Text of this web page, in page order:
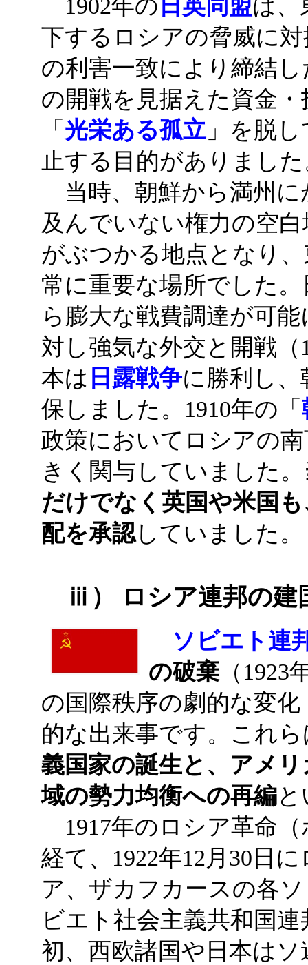
1902年の 日英同盟は、
下するロシアの脅威に
の利害一致により締結
の開戦を見据えた資金
「 光栄ある孤立 」を脱
止する目的がありまし
当時、朝鮮から満州に
及んでいない権力の空
がぶつかる地点となり
常に重要な場所でした
ら膨大な戦費調達が可
対し強気な外交と開戦
本は 日露戦争に勝利し
保しました。1910年の「
政策においてロシアの
きく関与していました。
だけでなく英国や米国
配を承認していました。
ⅲ） ロシア連邦の建
ソビエト連
の破棄 （
の国際秩序の劇的な変化
的な出来事です。これ
義国家の誕生と、アメ
域の勢力均衡への再編
1917年のロシア革命
経て、1922年12月30日
ア、ザカフカースの各
ビエト社会主義共和国
初、西欧諸国や日本は